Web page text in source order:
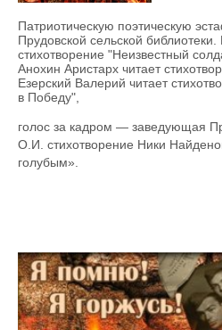
Патриотическую поэтическую
Прудовской сельской
стихотворение "Неизвестный
Анохин Аристарх читает
Езерский Валерий читает
в Победу",
голос за кадром — заведующая
О.И. стихотворение Ники
голубым».